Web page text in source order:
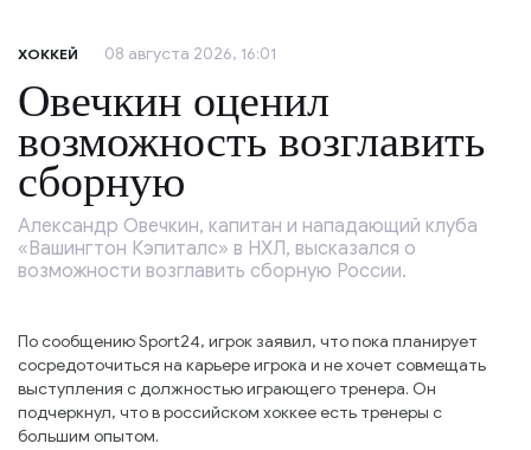
ХОККЕЙ 08 августа 2026, 16:01
Овечкин оценил
возможность возглавить
сборную
Александр Овечкин, капитан и нападающий клуба
«Вашингтон Кэпиталс» в НХЛ, высказался о
возможности возглавить сборную России.
По сообщению Sport24, игрок заявил, что пока планирует
сосредоточиться на карьере игрока и не хочет совмещать
выступления с должностью играющего тренера. Он
подчеркнул, что в российском хоккее есть тренеры с
большим опытом.